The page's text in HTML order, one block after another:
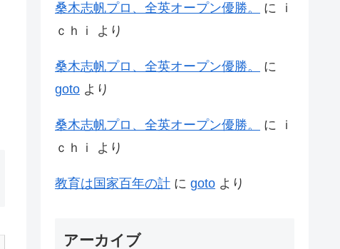
桑木志帆プロ、全英オープン優勝。 に
ｉ
ｃｈｉ
より
桑木志帆プロ、全英オープン優勝。
に
goto より
桑木志帆プロ、全英オープン優勝。 に
ｉ
ｃｈｉ
より
教育は国家百年の計 に goto より
アーカイブ